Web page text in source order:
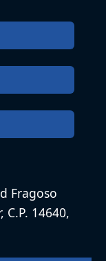
Fragoso
14640,